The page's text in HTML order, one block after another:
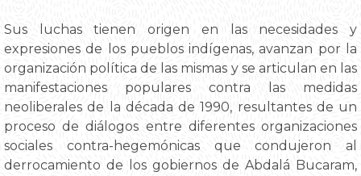
Sus luchas tienen origen en las necesidades y
expresiones de los pueblos indígenas, avanzan por la
organización política de las mismas y se articulan en las
manifestaciones populares contra las medidas
neoliberales de la década de 1990, resultantes de un
proceso de diálogos entre diferentes organizaciones
sociales contra-hegemónicas que condujeron al
derrocamiento de los gobiernos de Abdalá Bucaram,